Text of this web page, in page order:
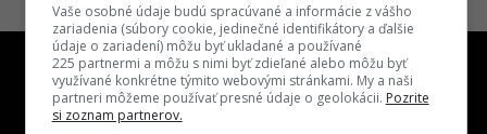
Vaše osobné údaje budú spracúvané a informácie z vášho
zariadenia (súbory cookie, jedinečné identifikátory a ďalšie
údaje o zariadení) môžu byť ukladané a používané
225 partnermi a môžu s nimi byť zdieľané alebo môžu byť
využívané konkrétne týmito webovými stránkami. My a naši
partneri môžeme používať presné údaje o geolokácii. Pozrite
si zoznam partnerov.